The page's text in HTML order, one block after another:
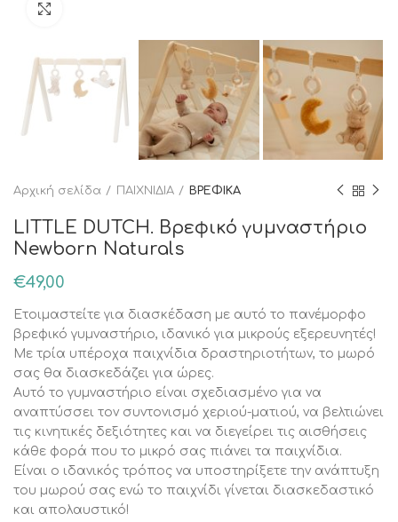
Αρχική σελίδα ΠΑΙΧΝΙΔΙΑ ΒΡΕΦΙΚΑ
LITTLE DUTCH. Βρεφικό γυμναστήριο
Newborn Naturals
€49,00
Ετοιμαστείτε για διασκέδαση με αυτό το πανέμορφο
βρεφικό γυμναστήριο, ιδανικό για μικρούς εξερευνητές!
Με τρία υπέροχα παιχνίδια δραστηριοτήτων, το μωρό
σας θα διασκεδάζει για ώρες.
Αυτό το γυμναστήριο είναι σχεδιασμένο για να
αναπτύσσει τον συντονισμό χεριού-ματιού, να βελτιώνει
τις κινητικές δεξιότητες και να διεγείρει τις αισθήσεις
κάθε φορά που το μικρό σας πιάνει τα παιχνίδια.
Είναι ο ιδανικός τρόπος να υποστηρίξετε την ανάπτυξη
του μωρού σας ενώ το παιχνίδι γίνεται διασκεδαστικό
και απολαυστικό!